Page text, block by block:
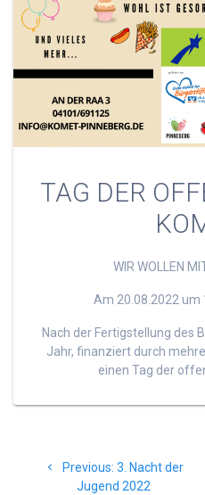
TAG DER
WIR WOLLEN
Am 20.08.2022 um
Nach der Fertigstellung des
Jahr, finanziert durch
einen Tag der
Previous: Previous
post:
3. Nacht der
Jugend 2022